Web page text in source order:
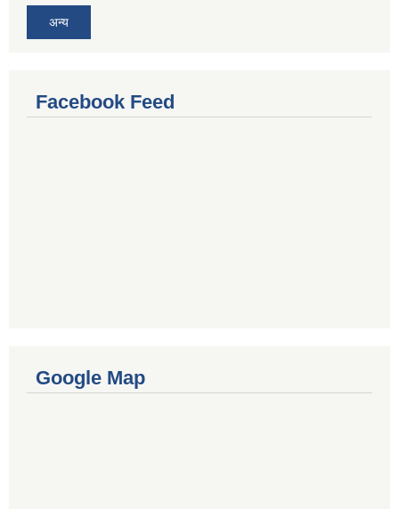
अन्य
Facebook Feed
Google Map